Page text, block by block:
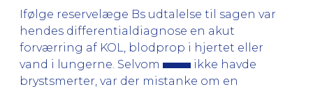
Ifølge reservelæge Bs udtalelse til sagen var
hendes differentialdiagnose en akut
forværring af KOL, blodprop i hjertet eller
vand i lungerne. Selvom
ikke havde
brystsmerter, var der mistanke om en